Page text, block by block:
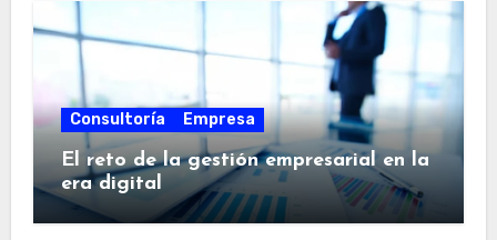
Consultoría Empresa
El reto de la gestión empresarial en la
era digital